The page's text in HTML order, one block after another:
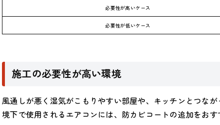
必要性が高いケース
必要性が低いケース
施工の必要性が高い環境
風通しが悪く湿気がこもりやすい部屋や、キッチンとつな
境下で使用されるエアコンには、防カビコートの追加をお